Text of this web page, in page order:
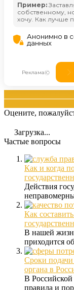
Оцените,
Загрузка...
Частые вопросы
Как и когда
Действия
Как
В нашей
приходится
Сроки
органа в
В
правила и